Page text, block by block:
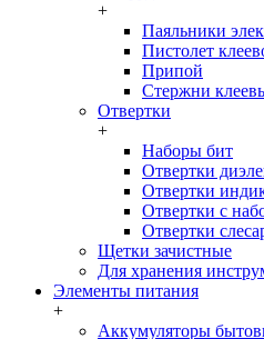
+
Паяльники
Пистолет
Припой
Стержни
Отвертки
+
Наборы бит
Отвертки
Отвертки
Отвертки с
Отвертки
Щетки зачистные
Для хранения
Элементы питания
+
Аккумуляторы